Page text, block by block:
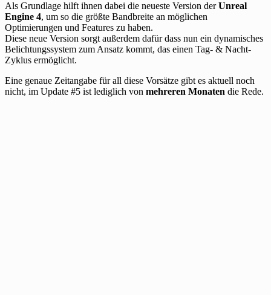
Als Grundlage hilft ihnen dabei die neueste Version derUnreal
Engine 4, um so die größte Bandbreite an möglichen
Optimierungen und Features zu haben.
Diese neue Version sorgt außerdem dafür dass nun ein dynamisches
Belichtungssystem zum Ansatz kommt, das einen Tag- & Nacht-
Zyklus ermöglicht.
Eine genaue Zeitangabe für all diese Vorsätze gibt es aktuell noch
nicht, im Update #5 ist lediglich von mehreren Monaten die Rede.